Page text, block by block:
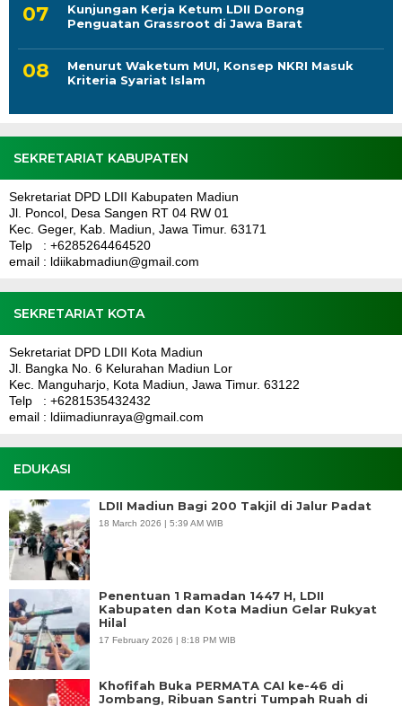
Kunjungan Kerja Ketum LDII Dorong
Penguatan Grassroot di Jawa Barat
Menurut Waketum MUI, Konsep NKRI Masuk
Kriteria Syariat Islam
SEKRETARIAT KABUPATEN
Sekretariat DPD LDII Kabupaten Madiun
Jl. Poncol, Desa Sangen RT 04 RW 01
Kec. Geger, Kab. Madiun, Jawa Timur. 63171
Telp : +6285264464520
email : ldiikabmadiun@gmail.com
SEKRETARIAT KOTA
Sekretariat DPD LDII Kota Madiun
Jl. Bangka No. 6 Kelurahan Madiun Lor
Kec. Manguharjo, Kota Madiun, Jawa Timur. 63122
Telp : +6281535432432
email : ldiimadiunraya@gmail.com
EDUKASI
LDII Madiun Bagi 200 Takjil di Jalur Padat
18 March 2026 | 5:39 AM WIB
Penentuan 1 Ramadan 1447 H, LDII
Kabupaten dan Kota Madiun Gelar Rukyat
Hilal
17 February 2026 | 8:18 PM WIB
Khofifah Buka PERMATA CAI ke-46 di
Jombang, Ribuan Santri Tumpah Ruah di